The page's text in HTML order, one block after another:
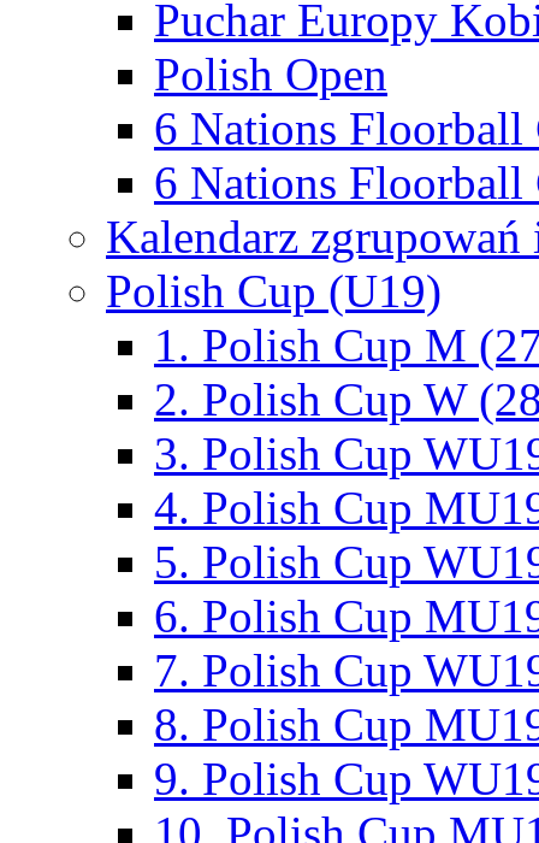
Puchar Europy
Polish Open
6 Nations Floorball
6 Nations Floorball
Kalendarz
Polish Cup (U19)
1. Polish Cup M
2. Polish Cup W
3. Polish Cup
4. Polish Cup
5. Polish Cup
6. Polish Cup
7. Polish Cup
8. Polish Cup
9. Polish Cup
10. Polish Cup